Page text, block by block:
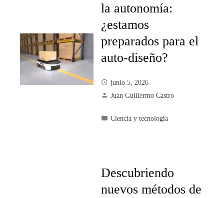
la autonomía:
¿estamos
preparados para el
auto-diseño?
junio 5, 2026
Juan Guillermo Castro
Ciencia y tecnología
Descubriendo
nuevos métodos de